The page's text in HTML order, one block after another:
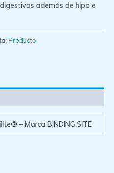
además de hipo e
Producto
– Marca BINDING SITE